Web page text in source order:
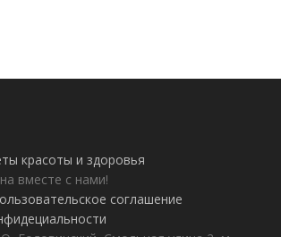
красоты и здоровья
вместе с нами!
соглашение